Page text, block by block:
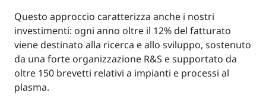
Questo approccio caratterizza anche i nostri
investimenti: ogni anno oltre il 12% del fatturato
viene destinato alla ricerca e allo sviluppo, sostenuto
da una forte organizzazione R&S e supportato da
oltre 150 brevetti relativi a impianti e processi al
plasma.